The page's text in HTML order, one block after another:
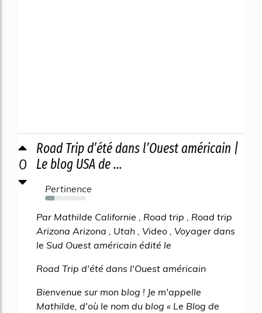
0
Road Trip d’été dans l’Ouest américain |
Le blog USA de ...
Pertinence
23%
Par Mathilde Californie , Road trip , Road trip
Arizona Arizona , Utah , Video , Voyager dans
le Sud Ouest américain édité le
Road Trip d'été dans l'Ouest américain
Bienvenue sur mon blog ! Je m'appelle
Mathilde, d'où le nom du blog « Le Blog de